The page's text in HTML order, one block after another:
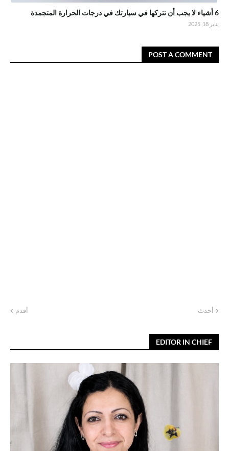
6 أشياء لا يجب أن تتركها في سيارتك في درجات الحرارة المتجمدة
يناير 18, 2025
POST A COMMENT
أحدث أقدم
EDITOR IN CHIEF